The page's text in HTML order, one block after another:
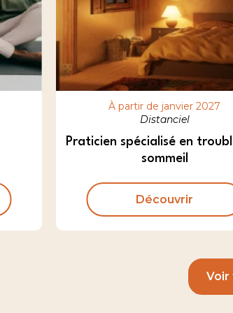
À partir de janvier 2027
Distanciel
Praticien spécialisé en
sommeil
Découvrir
Voir